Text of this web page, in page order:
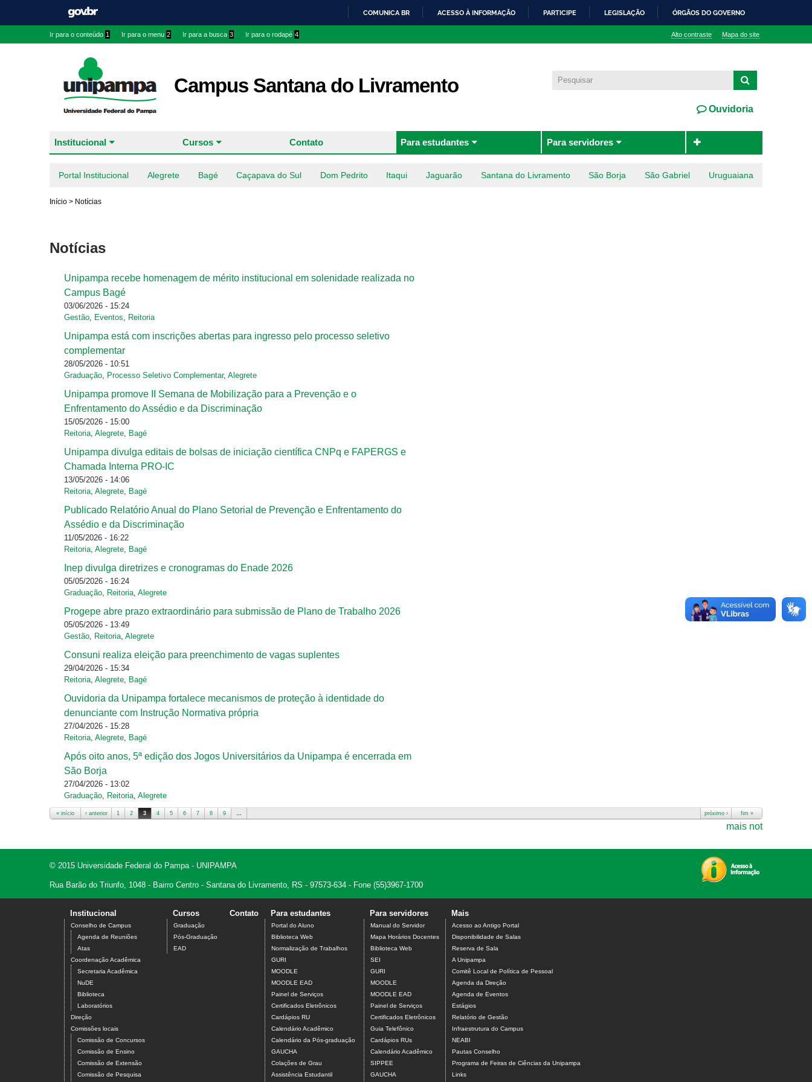
COMUNICA BR ACESSO À INFORMAÇÃO PARTICIPE LEGISLAÇÃO ÓRGÃOS DO GOVERNO
Ir para o conteúdo 1 Ir para o menu 2 Ir para a busca 3 Ir para o rodapé 4 Alto contraste Mapa do site
Campus Santana do Livramento
Ouvidoria
Institucional Cursos Contato Para estudantes Para servidores
Portal Institucional Alegrete Bagé Caçapava do Sul Dom Pedrito Itaqui Jaguarão Santana do Livramento São Borja São Gabriel Uruguaiana
Início > Notícias
Notícias
Unipampa recebe homenagem de mérito institucional em solenidade realizada no
Campus Bagé
03/06/2026 - 15:24
Gestão
Eventos Reitoria
Unipampa está com inscrições abertas para ingresso pelo processo seletivo
complementar
28/05/2026 - 10:51
Graduação
Processo Seletivo Complementar, Alegrete
Unipampa promove II Semana de Mobilização para a Prevenção e o
Enfrentamento do Assédio e da Discriminação
15/05/2026 - 15:00
Reitoria Alegrete Bagé
Unipampa divulga editais de bolsas de iniciação científica CNPq e FAPERGS e
Chamada Interna PRO-IC
13/05/2026 - 14:06
Reitoria Alegrete Bagé
Publicado Relatório Anual do Plano Setorial de Prevenção e Enfrentamento do
Assédio e da Discriminação
11/05/2026 - 16:22
Reitoria Alegrete Bagé
Inep divulga diretrizes e cronogramas do Enade 2026
05/05/2026 - 16:24
Graduação
Reitoria Alegrete
Progepe abre prazo extraordinário para submissão de Plano de Trabalho 2026
05/05/2026 - 13:49
Gestão
Reitoria Alegrete
Consuni realiza eleição para preenchimento de vagas suplentes
29/04/2026 - 15:34
Reitoria Alegrete Bagé
Ouvidoria da Unipampa fortalece mecanismos de proteção à identidade do
denunciante com Instrução Normativa própria
27/04/2026 - 15:28
Reitoria Alegrete Bagé
Após oito anos, 5ª edição dos Jogos Universitários da Unipampa é encerrada em
São Borja
27/04/2026 - 13:02
Graduação
Reitoria Alegrete
Páginas
« início ‹ anterior 1 2 3 4 5 6 7 8 9 próximo › fim »
mais not
© 2015 Universidade Federal do Pampa - UNIPAMPA
Rua Barão do Triunfo, 1048 - Bairro Centro - Santana do Livramento, RS - 97573-634 - Fone (55)3967-1700
Institucional
Conselho de Campus
Agenda de Reuniões
Atas
Coordenação Acadêmica
Secretaria Acadêmica
NuDE
Biblioteca
Laboratórios
Direção
Comissões locais
Comissão de Concursos
Comissão de Ensino
Comissão de Extensão
Comissão de Pesquisa
Cursos
Graduação
Pós-Graduação
EAD
Contato Para estudantes
Portal do Aluno
Biblioteca Web
Normalização de Trabalhos
GURI
MOODLE
MOODLE EAD
Painel de Serviços
Certificados Eletrônicos
Cardápios RU
Calendário Acadêmico
Calendário da Pós-graduação
GAUCHA
Colações de Grau
Assistência Estudantil
Para servidores
Manual do Servidor
Mapa Horários Docentes
Biblioteca Web
SEI
GURI
MOODLE
MOODLE EAD
Painel de Serviços
Certificados Eletrônicos
Guia Telefônico
Cardápios RUs
Calendário Acadêmico
SIPPEE
GAUCHA
Mais
Acesso ao Antigo Portal
Disponibilidade de Salas
Reserva de Sala
A Unipampa
Comitê Local de Política de Pessoal
Agenda da Direção
Agenda de Eventos
Estágios
Relatório de Gestão
Infraestrutura do Campus
NEABI
Pautas Conselho
Programa de Feiras de Ciências da Unipampa
Links